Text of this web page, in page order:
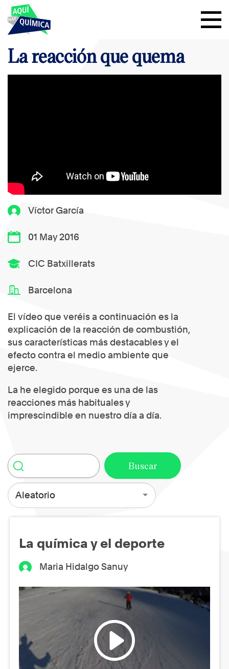
Víctor García
01 May 2016
CIC Batxillerats
Barcelona
El vídeo que veréis a continuación es la
explicación de la reacción de combustión,
sus características más destacables y el
efecto contra el medio ambiente que
ejerce.
La he elegido porque es una de las
reacciones más habituales y
imprescindible en nuestro día a día.
La reacción que quema
Aleatorio
La química y el deporte
Maria Hidalgo Sanuy